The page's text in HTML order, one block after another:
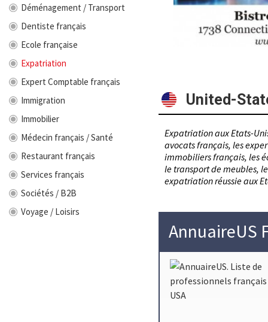
Déménagement / Transport
Dentiste français
Ecole française
Expatriation
Expert Comptable français
Immigration
Immobilier
Médecin français / Santé
Restaurant français
Services français
Sociétés / B2B
Voyage / Loisirs
United-
Expatriation aux Etats-
avocats français, les
immobiliers français, les
le transport de meubles,
expatriation réussie aux
AnnuaireUS